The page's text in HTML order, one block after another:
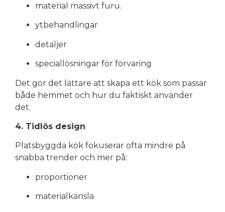
material massivt furu.
ytbehandlingar
detaljer
speciallösningar för förvaring
Det gör det lättare att skapa ett kök som passar
både hemmet och hur du faktiskt använder
det.
4. Tidlös design
Platsbyggda kök fokuserar ofta mindre på
snabba trender och mer på:
proportioner
materialkänsla